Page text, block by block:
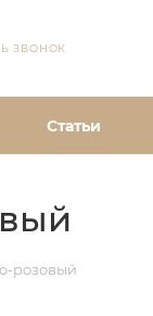
ЗВОНОК
Статьи
розовый